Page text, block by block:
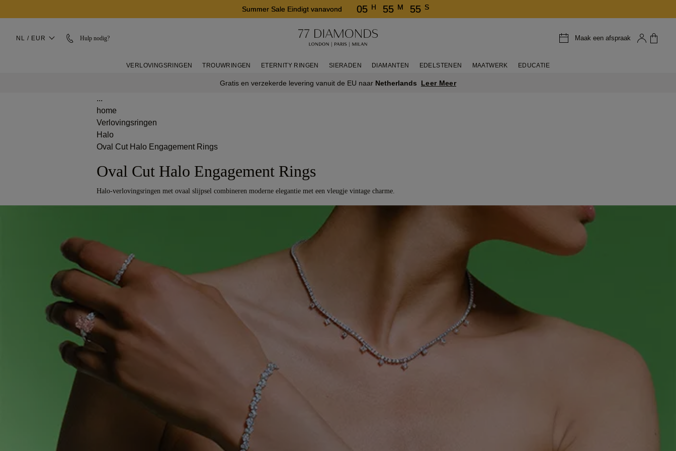
Summer Sale Eindigt vanavond 05 H 55 M 55 S
NL / EUR Hulp nodig? Maak een afspraak
VERLOVINGSRINGEN TROUWRINGEN ETERNITY RINGEN SIERADEN DIAMANTEN EDELSTENEN MAATWERK EDUCATIE
Gratis en verzekerde levering vanuit de EU naar Netherlands Leer Meer
...
home
Verlovingsringen
Halo
Oval Cut Halo Engagement Rings
Oval Cut Halo Engagement Rings
Halo-verlovingsringen met ovaal slijpsel combineren moderne elegantie met een vleugje vintage charme.